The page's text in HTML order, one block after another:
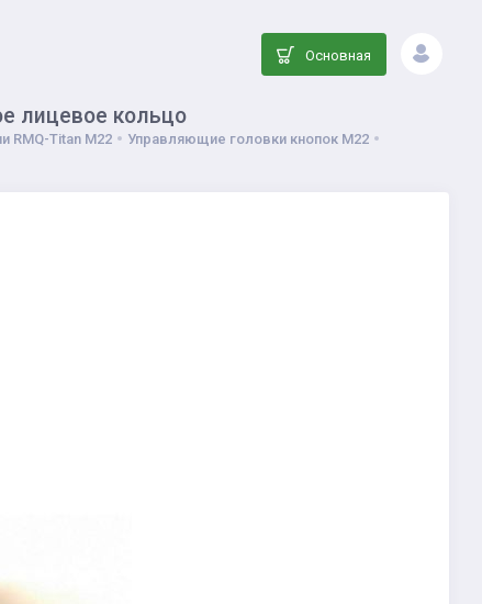
Основная
лицевое кольцо
RMQ-Titan M22
Управляющие головки кнопок M22